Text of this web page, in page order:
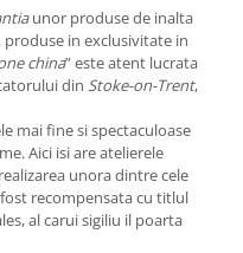
unor produse de inalta
in exclusivitate in
china” este atent lucrata
din Stoke-on-Trent,
mai fine si spectaculoase
Aici isi are atelierele
unora dintre cele
recompensata cu titlul
al carui sigiliu il poarta